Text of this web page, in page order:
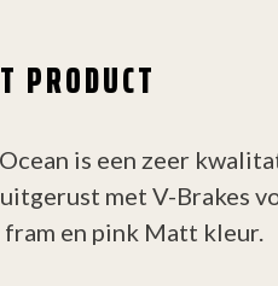
PRODUCT
is een zeer
met V-Brakes
en pink Matt kleur.